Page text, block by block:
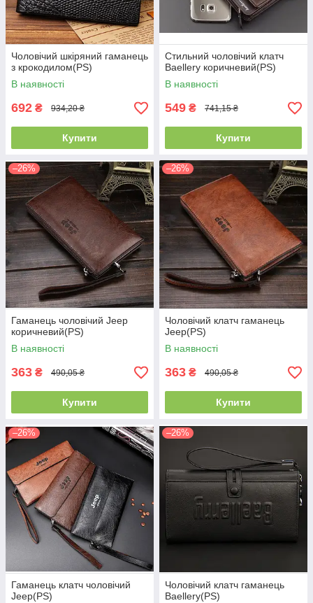
Чоловічий шкіряний гаманець
з крокодилом(PS)
В наявності
692 ₴ 934,20 ₴
Купити
Стильний чоловічий клатч
Baellery коричневий(PS)
В наявності
549 ₴ 741,15 ₴
Купити
–26%
Гаманець чоловічий Jeep
коричневий(PS)
В наявності
363 ₴ 490,05 ₴
Купити
–26%
Чоловічий клатч гаманець
Jeep(PS)
В наявності
363 ₴ 490,05 ₴
Купити
–26%
Гаманець клатч чоловічий
Jeep(PS)
–26%
Чоловічий клатч гаманець
Baellery(PS)